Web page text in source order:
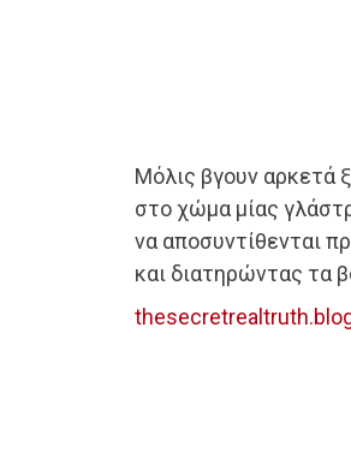
Μόλις βγουν αρκετά
στο χώμα μίας
να αποσυντίθενται
και διατηρώντας τα